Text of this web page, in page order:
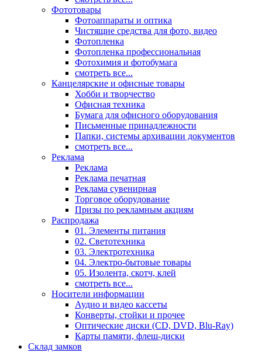
Фототовары
Фотоаппараты и оптика
Чистящие средства для фото, видео
Фотопленка
Фотопленка профессиональная
Фотохимия и фотобумага
смотреть все...
Канцелярские и офисные товары
Хобби и творчество
Офисная техника
Бумага для офисного оборудования
Письменные принадлежности
Папки, системы архивации документов
смотреть все...
Реклама
Реклама
Реклама печатная
Реклама сувенирная
Торговое оборудование
Призы по рекламным акциям
Распродажа
01. Элементы питания
02. Светотехника
03. Электротехника
04. Электро-бытовые товары
05. Изолента, скотч, клей
смотреть все...
Носители информации
Аудио и видео кассеты
Конверты, стойки и прочее
Оптические диски (CD, DVD, Blu-Ray)
Карты памяти, флеш-диски
Склад замков